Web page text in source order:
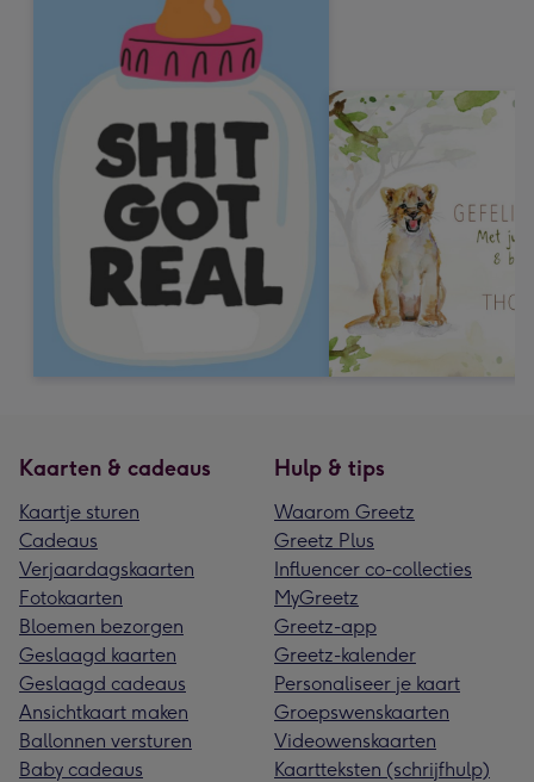
Kaarten & cadeaus
Kaartje sturen
Cadeaus
Verjaardagskaarten
Fotokaarten
Bloemen bezorgen
Geslaagd kaarten
Geslaagd cadeaus
Ansichtkaart maken
Ballonnen versturen
Baby cadeaus
Hulp & tips
Waarom Greetz
Greetz Plus
Influencer co-collecties
MyGreetz
Greetz-app
Greetz-kalender
Personaliseer je kaart
Groepswenskaarten
Videowenskaarten
Kaartteksten (schrijfhulp)